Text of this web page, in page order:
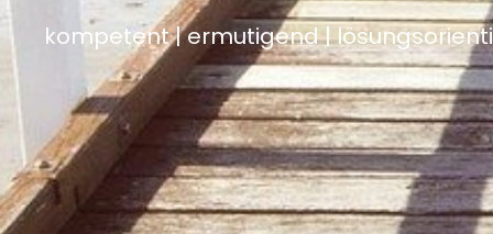
kompetent | ermutigend |